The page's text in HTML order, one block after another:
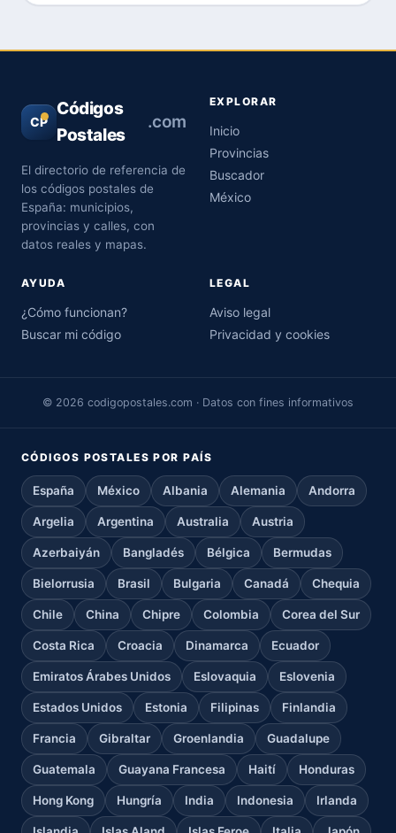
CP
Códigos
Postales
.com
El directorio de referencia de
los códigos postales de
España: municipios,
provincias y calles, con
datos reales y mapas.
EXPLORAR
Inicio
Provincias
Buscador
México
AYUDA
¿Cómo funcionan?
Buscar mi código
LEGAL
Aviso legal
Privacidad y cookies
© 2026 codigopostales.com · Datos con fines informativos
CÓDIGOS POSTALES POR PAÍS
España México Albania Alemania Andorra
Argelia Argentina Australia Austria
Azerbaiyán Bangladés Bélgica Bermudas
Bielorrusia Brasil Bulgaria Canadá Chequia
Chile China Chipre Colombia Corea del Sur
Costa Rica Croacia Dinamarca Ecuador
Emiratos Árabes Unidos Eslovaquia Eslovenia
Estados Unidos Estonia Filipinas Finlandia
Francia Gibraltar Groenlandia Guadalupe
Guatemala Guayana Francesa Haití Honduras
Hong Kong Hungría India Indonesia Irlanda